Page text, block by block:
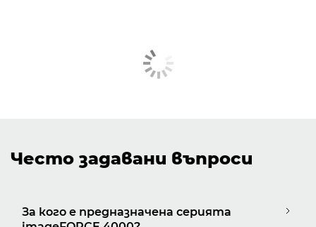
Често задавани въпроси
За кого е предназначена серията